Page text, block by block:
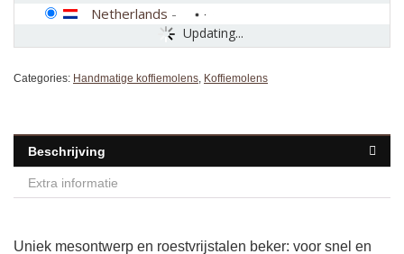
Updating...
Netherlands -
Categories: Handmatige koffiemolens, Koffiemolens
Beschrijving
Extra informatie
Uniek mesontwerp en roestvrijstalen beker: voor snel en